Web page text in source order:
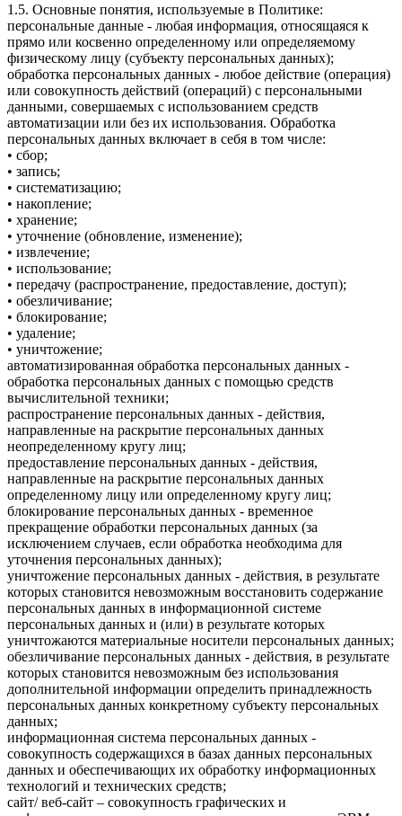
1.5. Основные понятия, используемые в Политике:
персональные данные - любая информация, относящаяся к
прямо или косвенно определенному или определяемому
физическому лицу (субъекту персональных данных);
обработка персональных данных - любое действие (операция)
или совокупность действий (операций) с персональными
данными, совершаемых с использованием средств
автоматизации или без их использования. Обработка
персональных данных включает в себя в том числе:
• сбор;
• запись;
• систематизацию;
• накопление;
• хранение;
• уточнение (обновление, изменение);
• извлечение;
• использование;
• передачу (распространение, предоставление, доступ);
• обезличивание;
• блокирование;
• удаление;
• уничтожение;
автоматизированная обработка персональных данных -
обработка персональных данных с помощью средств
вычислительной техники;
распространение персональных данных - действия,
направленные на раскрытие персональных данных
неопределенному кругу лиц;
предоставление персональных данных - действия,
направленные на раскрытие персональных данных
определенному лицу или определенному кругу лиц;
блокирование персональных данных - временное
прекращение обработки персональных данных (за
исключением случаев, если обработка необходима для
уточнения персональных данных);
уничтожение персональных данных - действия, в результате
которых становится невозможным восстановить содержание
персональных данных в информационной системе
персональных данных и (или) в результате которых
уничтожаются материальные носители персональных данных;
обезличивание персональных данных - действия, в результате
которых становится невозможным без использования
дополнительной информации определить принадлежность
персональных данных конкретному субъекту персональных
данных;
информационная система персональных данных -
совокупность содержащихся в базах данных персональных
данных и обеспечивающих их обработку информационных
технологий и технических средств;
сайт/ веб-сайт – совокупность графических и